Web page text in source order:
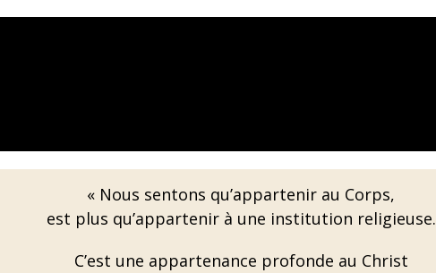
« Nous sentons qu’appartenir au Corps,
est plus qu’appartenir à une institution religieuse.
C’est une appartenance profonde au Christ